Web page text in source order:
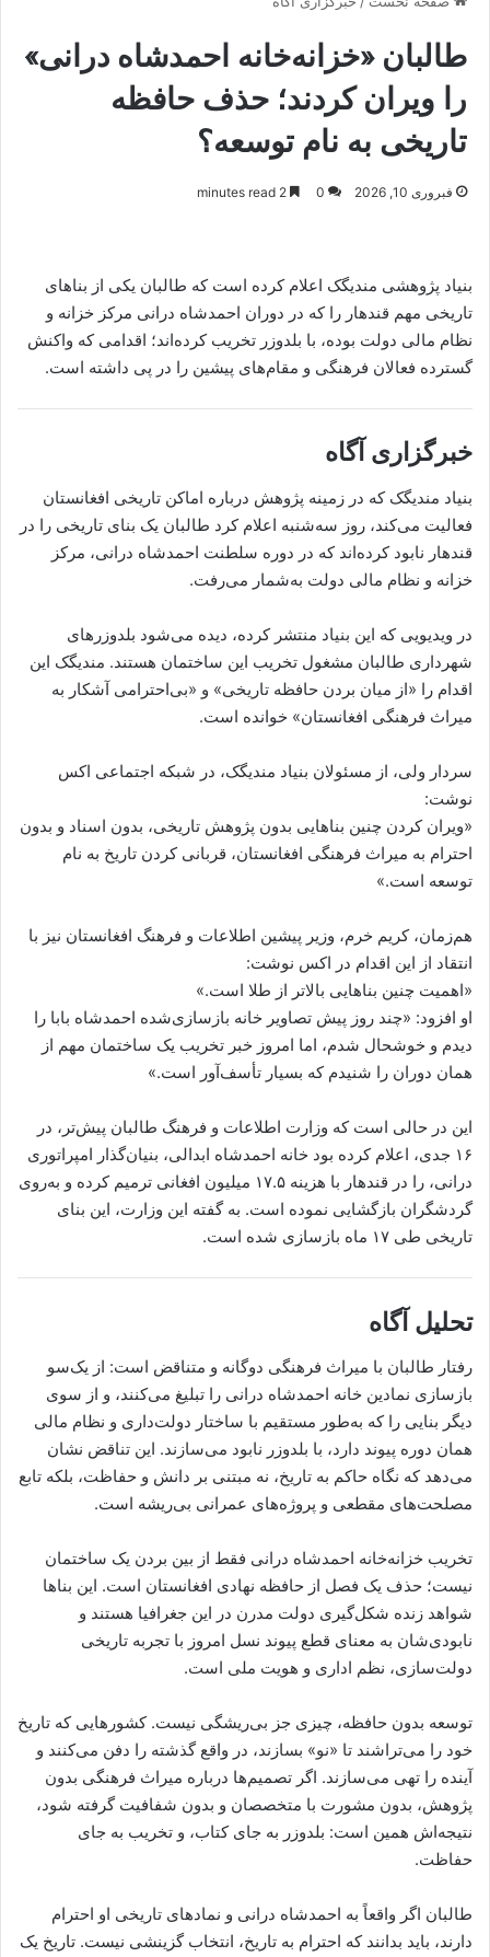
طالبان «خزانه‌خانه احمدشاه درانی»
را ویران کردند؛ حذف حافظه
تاریخی به نام توسعه؟
فبروری 10, 2026 0
بنیاد پژوهشی مندیگک اعلام کرده است که طالبان یکی از بناهای
تاریخی مهم قندهار را که در دوران احمدشاه درانی مرکز خزانه و
نظام مالی دولت بوده، با بلدوزر تخریب کرده‌اند؛ اقدامی که واکنش
گسترده فعالان فرهنگی و مقام‌های پیشین را در پی داشته است.
خبرگزاری آگاه
بنیاد مندیگک که در زمینه پژوهش درباره اماکن تاریخی افغانستان
فعالیت می‌کند، روز سه‌شنبه اعلام کرد طالبان یک بنای تاریخی را در
قندهار نابود کرده‌اند که در دوره سلطنت احمدشاه درانی، مرکز
خزانه و نظام مالی دولت به‌شمار می‌رفت.
در ویدیویی که این بنیاد منتشر کرده، دیده می‌شود بلدوزرهای
شهرداری طالبان مشغول تخریب این ساختمان هستند. مندیگک این
اقدام را «از میان بردن حافظه تاریخی» و «بی‌احترامی آشکار به
میراث فرهنگی افغانستان» خوانده است.
سردار ولی، از مسئولان بنیاد مندیگک، در شبکه اجتماعی اکس
نوشت:
«ویران کردن چنین بناهایی بدون پژوهش تاریخی، بدون اسناد و بدون
احترام به میراث فرهنگی افغانستان، قربانی کردن تاریخ به نام
توسعه است.»
هم‌زمان، کریم خرم، وزیر پیشین اطلاعات و فرهنگ افغانستان نیز با
انتقاد از این اقدام در اکس نوشت:
«اهمیت چنین بناهایی بالاتر از طلا است.»
او افزود: «چند روز پیش تصاویر خانه بازسازی‌شده احمدشاه بابا را
دیدم و خوشحال شدم، اما امروز خبر تخریب یک ساختمان مهم از
همان دوران را شنیدم که بسیار تأسف‌آور است.»
این در حالی است که وزارت اطلاعات و فرهنگ طالبان پیش‌تر، در
۱۶ جدی، اعلام کرده بود خانه احمدشاه ابدالی، بنیان‌گذار امپراتوری
درانی، را در قندهار با هزینه ۱۷.۵ میلیون افغانی ترمیم کرده و به‌روی
گردشگران بازگشایی نموده است. به گفته این وزارت، این بنای
تاریخی طی ۱۷ ماه بازسازی شده است.
تحلیل آگاه
رفتار طالبان با میراث فرهنگی دوگانه و متناقض است: از یک‌سو
بازسازی نمادین خانه احمدشاه درانی را تبلیغ می‌کنند، و از سوی
دیگر بنایی را که به‌طور مستقیم با ساختار دولت‌داری و نظام مالی
همان دوره پیوند دارد، با بلدوزر نابود می‌سازند. این تناقض نشان
می‌دهد که نگاه حاکم به تاریخ، نه مبتنی بر دانش و حفاظت، بلکه تابع
مصلحت‌های مقطعی و پروژه‌های عمرانی بی‌ریشه است.
تخریب خزانه‌خانه احمدشاه درانی فقط از بین بردن یک ساختمان
نیست؛ حذف یک فصل از حافظه نهادی افغانستان است. این بناها
شواهد زنده شکل‌گیری دولت مدرن در این جغرافیا هستند و
نابودی‌شان به معنای قطع پیوند نسل امروز با تجربه تاریخی
دولت‌سازی، نظم اداری و هویت ملی است.
توسعه بدون حافظه، چیزی جز بی‌ریشگی نیست. کشورهایی که تاریخ
خود را می‌تراشند تا «نو» بسازند، در واقع گذشته را دفن می‌کنند و
آینده را تهی می‌سازند. اگر تصمیم‌ها درباره میراث فرهنگی بدون
پژوهش، بدون مشورت با متخصصان و بدون شفافیت گرفته شود،
نتیجه‌اش همین است: بلدوزر به جای کتاب، و تخریب به جای
حفاظت.
طالبان اگر واقعاً به احمدشاه درانی و نمادهای تاریخی او احترام
دارند، باید بدانند که احترام به تاریخ، انتخاب گزینشی نیست. تاریخ یک